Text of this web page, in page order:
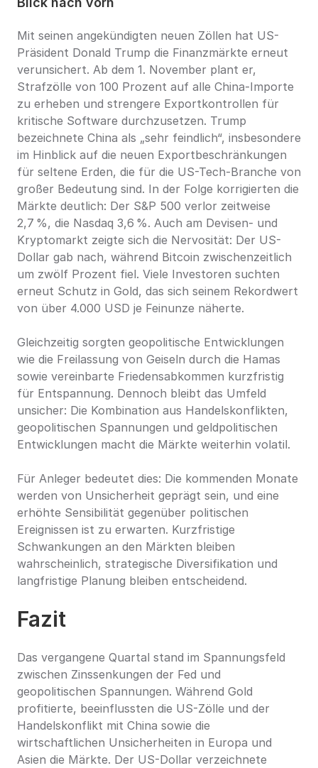
Mit seinen angekündigten neuen Zöllen hat US-
Präsident Donald Trump die Finanzmärkte erneut
verunsichert. Ab dem 1. November plant er,
Strafzölle von 100 Prozent auf alle China-Importe
zu erheben und strengere Exportkontrollen für
kritische Software durchzusetzen. Trump
bezeichnete China als „sehr feindlich“, insbesondere
im Hinblick auf die neuen Exportbeschränkungen
für seltene Erden, die für die US-Tech-Branche von
großer Bedeutung sind. In der Folge korrigierten die
Märkte deutlich: Der S&P 500 verlor zeitweise
2,7 %, die Nasdaq 3,6 %. Auch am Devisen- und
Kryptomarkt zeigte sich die Nervosität: Der US-
Dollar gab nach, während Bitcoin zwischenzeitlich
um zwölf Prozent fiel. Viele Investoren suchten
erneut Schutz in Gold, das sich seinem Rekordwert
von über 4.000 USD je Feinunze näherte.
Gleichzeitig sorgten geopolitische Entwicklungen
wie die Freilassung von Geiseln durch die Hamas
sowie vereinbarte Friedensabkommen kurzfristig
für Entspannung. Dennoch bleibt das Umfeld
unsicher: Die Kombination aus Handelskonflikten,
geopolitischen Spannungen und geldpolitischen
Entwicklungen macht die Märkte weiterhin volatil.
Für Anleger bedeutet dies: Die kommenden Monate
werden von Unsicherheit geprägt sein, und eine
erhöhte Sensibilität gegenüber politischen
Ereignissen ist zu erwarten. Kurzfristige
Schwankungen an den Märkten bleiben
wahrscheinlich, strategische Diversifikation und
langfristige Planung bleiben entscheidend.
Fazit
Das vergangene Quartal stand im Spannungsfeld
zwischen Zinssenkungen der Fed und
geopolitischen Spannungen. Während Gold
profitierte, beeinflussten die US-Zölle und der
Handelskonflikt mit China sowie die
wirtschaftlichen Unsicherheiten in Europa und
Asien die Märkte. Der US-Dollar verzeichnete